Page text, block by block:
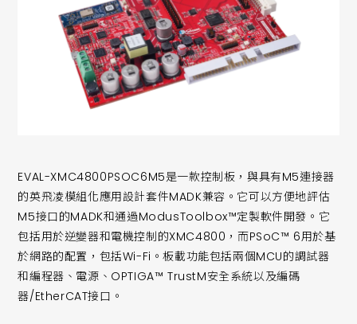
EVAL-XMC4800PSOC6M5是一款控制板，與具有M5連接器
的英飛凌模組化應用設計套件MADK兼容。它可以方便地評估
M5接口的MADK和通過ModusToolbox™定製軟件開發。它
包括用於逆變器和電機控制的XMC4800，而PSoC™ 6用於基
於網路的配置，包括Wi-Fi。板載功能包括兩個MCU的調試器
和編程器、電源、OPTIGA™ TrustM安全系統以及編碼
器/EtherCAT接口。